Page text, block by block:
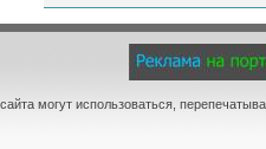
могут использоваться,